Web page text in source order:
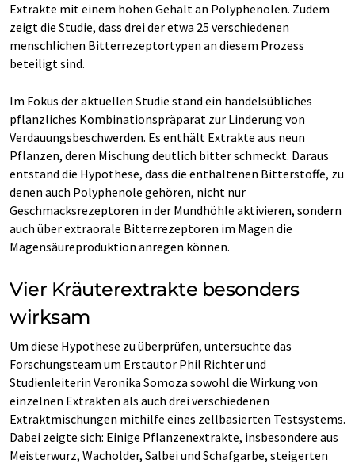
Extrakte mit einem hohen Gehalt an Polyphenolen. Zudem
zeigt die Studie, dass drei der etwa 25 verschiedenen
menschlichen Bitterrezeptortypen an diesem Prozess
beteiligt sind.
Im Fokus der aktuellen Studie stand ein handelsübliches
pflanzliches Kombinationspräparat zur Linderung von
Verdauungsbeschwerden. Es enthält Extrakte aus neun
Pflanzen, deren Mischung deutlich bitter schmeckt. Daraus
entstand die Hypothese, dass die enthaltenen Bitterstoffe, zu
denen auch Polyphenole gehören, nicht nur
Geschmacksrezeptoren in der Mundhöhle aktivieren, sondern
auch über extraorale Bitterrezeptoren im Magen die
Magensäureproduktion anregen können.
Vier Kräuterextrakte besonders
wirksam
Um diese Hypothese zu überprüfen, untersuchte das
Forschungsteam um Erstautor Phil Richter und
Studienleiterin Veronika Somoza sowohl die Wirkung von
einzelnen Extrakten als auch drei verschiedenen
Extraktmischungen mithilfe eines zellbasierten Testsystems.
Dabei zeigte sich: Einige Pflanzenextrakte, insbesondere aus
Meisterwurz, Wacholder, Salbei und Schafgarbe, steigerten